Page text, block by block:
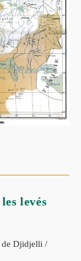
levés
de Djidjelli /